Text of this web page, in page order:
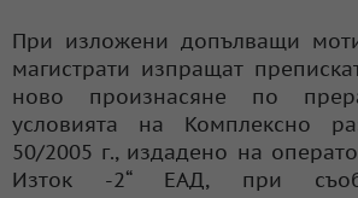
При изложени допълващи
магистрати изпращат
ново произнасяне по
условията на Комплексно
50/2005 г., издадено на
Изток -2“ ЕАД, при